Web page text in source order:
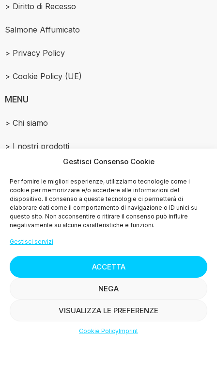
Gestisci Consenso Cookie
Per fornire le migliori esperienze, utilizziamo tecnologie come i
cookie per memorizzare e/o accedere alle informazioni del
dispositivo. Il consenso a queste tecnologie ci permetterà di
elaborare dati come il comportamento di navigazione o ID unici su
questo sito. Non acconsentire o ritirare il consenso può influire
negativamente su alcune caratteristiche e funzioni.
Gestisci servizi
ACCETTA
NEGA
VISUALIZZA LE PREFERENZE
Cookie PolicyImprint
> Diritto di Recesso
Salmone Affumicato
> Privacy Policy
> Cookie Policy (UE)
MENU
> Chi siamo
> I nostri prodotti
> Press
> Contattaci
© Copyright
K group srl Via Terra rossa fonda 162 - 51011
Buggiano (PT) P.iva 01384770473 REA: PT-144943
Filters Wishlist